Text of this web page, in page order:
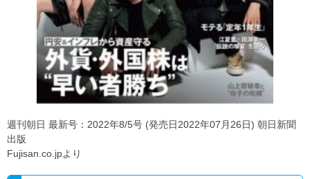
週刊朝日 最新号：2022年8/5号 (発売日2022年07月26日) 朝日新聞
出版
Fujisan.co.jpより